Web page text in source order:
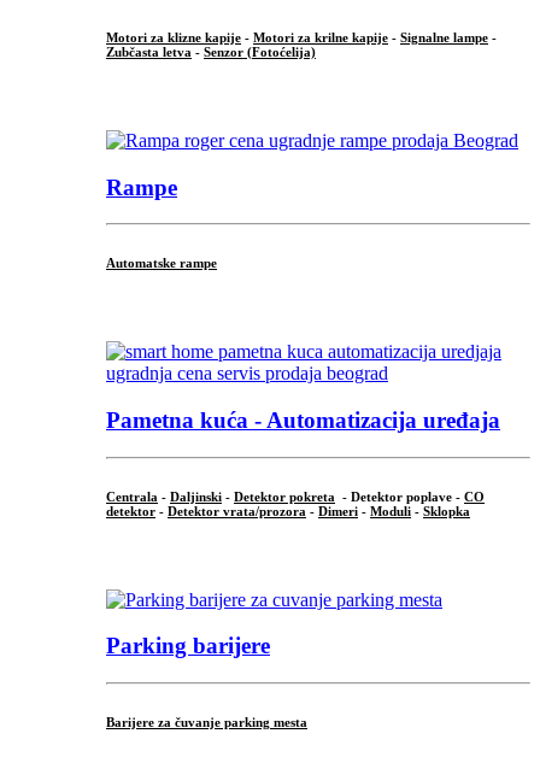
Motori za klizne kapije - Motori za krilne kapije - Signalne lampe -
Zubčasta letva - Senzor (Fotoćelija)
Rampe
Automatske rampe
Pametna kuća - Automatizacija uređaja
Centrala - Daljinski - Detektor pokreta - Detektor poplave - CO
detektor - Detektor vrata/prozora - Dimeri - Moduli - Sklopka
Parking barijere
Barijere za čuvanje parking mesta